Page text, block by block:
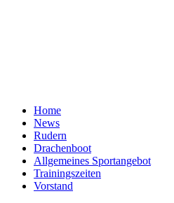
Home
News
Rudern
Drachenboot
Allgemeines Sportangebot
Trainingszeiten
Vorstand